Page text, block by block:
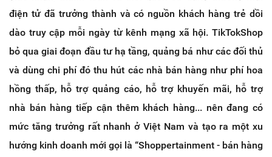
điện tử đã trưởng thành và có nguồn khách hàng trẻ dồi
dào truy cập mỗi ngày từ kênh mạng xã hội. TikTokShop
bỏ qua giai đoạn đầu tư hạ tầng, quảng bá như các đối thủ
và dùng chi phí đó thu hút các nhà bán hàng như phí hoa
hồng thấp, hỗ trợ quảng cáo, hỗ trợ khuyến mãi, hỗ trợ
nhà bán hàng tiếp cận thêm khách hàng... nên đang có
mức tăng trưởng rất nhanh ở Việt Nam và tạo ra một xu
hướng kinh doanh mới gọi là “Shoppertainment - bán hàng